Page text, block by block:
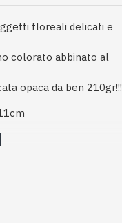
floreali delicati e
colorato abbinato al
opaca da ben 210gr!!!